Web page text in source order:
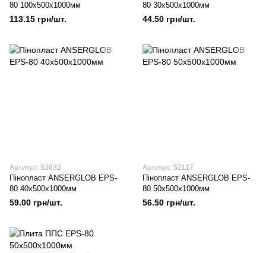
80 100х500х1000мм
113.15 грн/шт.
80 30х500х1000мм
44.50 грн/шт.
Артикул: 53632
Пінопласт ANSERGLOB EPS-
80 40х500х1000мм
59.00 грн/шт.
Артикул: 52117
Пінопласт ANSERGLOB EPS-
80 50х500х1000мм
56.50 грн/шт.